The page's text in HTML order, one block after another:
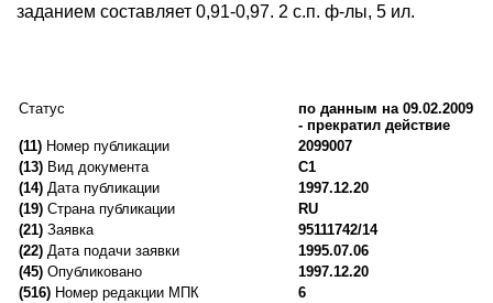
заданием составляет 0,91-0,97. 2 с.п. ф-лы, 5 ил.
Статус
по данным на 09.02.2009
- прекратил действие
(11) Номер публикации
2099007
(13) Вид документа
C1
(14) Дата публикации
1997.12.20
(19) Страна публикации
RU
(21) Заявка
95111742/14
(22) Дата подачи заявки
1995.07.06
(45) Опубликовано
1997.12.20
(516) Номер редакции МПК 6